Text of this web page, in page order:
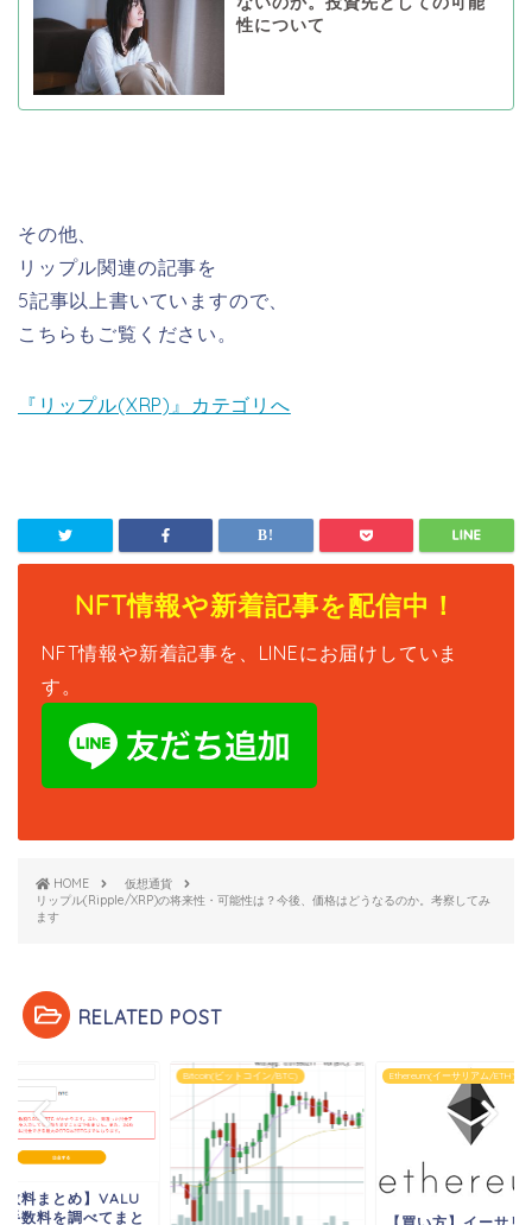
性について
その他、
リップル関連の記事を
5記事以上書いていますので、
こちらもご覧ください。
『リップル(XRP)』カテゴリへ
NFT情報や新着記事を配信中！
NFT情報や新着記事を、LINEにお届けしていま
す。
HOME
仮想通貨
リップル(Ripple/XRP)の将来性・可能性は？今後、価格はどうなるのか。考察してみ
ます
RELATED POST
数料まとめ】VALU
手数料を調べてまと
Bitcoin(ビットコイン/BTC) Ethereum(イーサリアム/ETH)